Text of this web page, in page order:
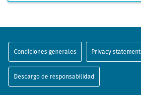
Condiciones generales Privacy statement
Descargo de responsabilidad